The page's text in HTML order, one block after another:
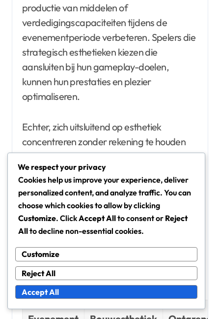
productie van middelen of
verdedigingscapaciteiten tijdens de
evenementperiode verbeteren. Spelers die
strategisch esthetieken kiezen die
aansluiten bij hun gameplay-doelen,
kunnen hun prestaties en plezier
optimaliseren.
Echter, zich uitsluitend op esthetiek
concentreren zonder rekening te houden
met gameplay-mechanica kan leiden tot
gemiste kansen. Spelers moeten hun
verlangen naar visuele aantrekkingskracht
in balans brengen met de functionele
aspecten van hun gebouwen om effectieve
gameplay te waarborgen.
Vergelijkende analyse van
bouwesthetiek uit eerdere
evenementen
We respect your privacy
Cookies help us improve your experience, deliver
personalized content, and analyze traffic. You can
choose which cookies to allow by clicking
Customize. ClickAccept Allto consent or Reject
Allto decline non-essential cookies.
Customize
Reject All
Accept All